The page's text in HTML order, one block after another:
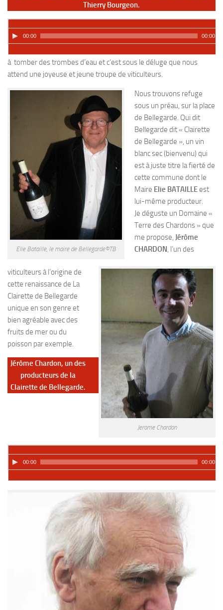
Thierry Bourgeon.
00:00 00:00
à tomber des trombes d’eau et c’est sous le déluge que nous
attend une joyeuse et jeune troupe de viticulteurs.
Elie Bataille, le maire de Bellegarde©TB
Jerome Chardon
Nous trouvons refuge
sous un préau, sur la place
de Bellegarde. Qui dit
Bellegarde dit « Clairette
de Bellegarde », un vin
blanc sec (bienvenu) qui
est à juste titre la fierté de
cette commune dont le
Maire Elie BATAILLEest
lui-même producteur.
Je déguste un Domaine «
Terre des Chardons » que
me propose, Jérôme
CHARDON, l’un des
viticulteurs à l’origine de
cette renaissance de La
Clairette de Bellegarde
unique en son genre et
bien agréable avec des
fruits de mer ou du
poisson par exemple.
Jérôme Chardon, un des
producteurs de la
Clairette de Bellegarde.
00:00 00:00